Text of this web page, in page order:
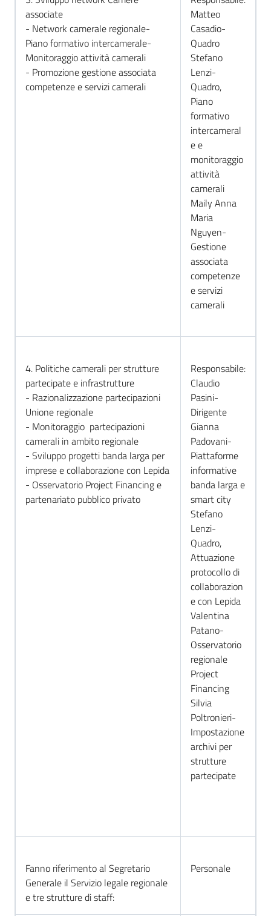
associate
- Network camerale regionale-
Piano formativo intercamerale-
Monitoraggio attività camerali
- Promozione gestione associata
competenze e servizi camerali
Matteo
Casadio-
Quadro
Stefano
Lenzi-
Quadro,
Piano
formativo
intercameral
e e
monitoraggio
attività
camerali
Maily Anna
Maria
Nguyen-
Gestione
associata
competenze
e servizi
camerali
4. Politiche camerali per strutture
partecipate e infrastrutture
- Razionalizzazione partecipazioni
Unione regionale
- Monitoraggio partecipazioni
camerali in ambito regionale
- Sviluppo progetti banda larga per
imprese e collaborazione con Lepida
- Osservatorio Project Financing e
partenariato pubblico privato
Responsabile:
Claudio
Pasini-
Dirigente
Gianna
Padovani-
Piattaforme
informative
banda larga e
smart city
Stefano
Lenzi-
Quadro,
Attuazione
protocollo di
collaborazion
e con Lepida
Valentina
Patano-
Osservatorio
regionale
Project
Financing
Silvia
Poltronieri-
Impostazione
archivi per
strutture
partecipate
Fanno riferimento al Segretario
Generale il Servizio legale regionale
e tre strutture di staff:
Personale